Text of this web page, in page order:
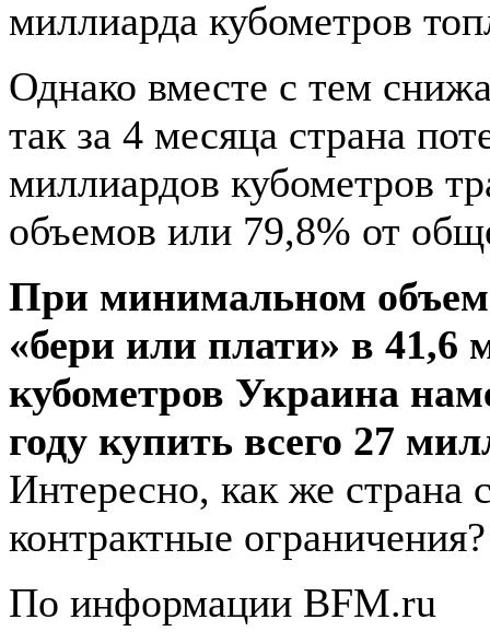
миллиарда кубометров
Однако вместе с тем
так за 4 месяца страна
миллиардов кубометров
объемов или 79,8% от
При минимальном
«бери или плати» в 41,6
кубометров Украина
году купить всего 27
Интересно, как же страна
контрактные ограничения?
По информации BFM.ru